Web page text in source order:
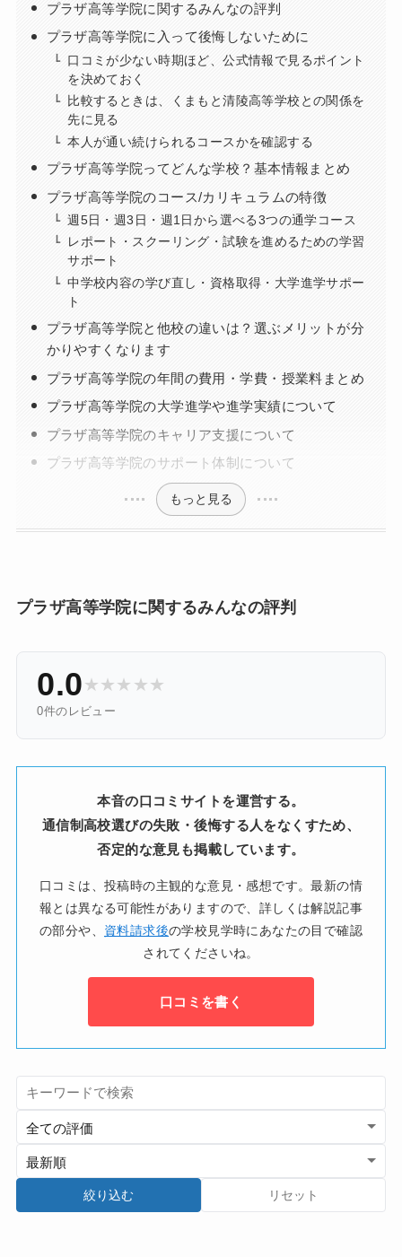
プラザ高等学院に関するみんなの評判
プラザ高等学院に入って後悔しないために
口コミが少ない時期ほど、公式情報で見るポイント
を決めておく
比較するときは、くまもと清陵高等学校との関係を
先に見る
本人が通い続けられるコースかを確認する
プラザ高等学院ってどんな学校？基本情報まとめ
プラザ高等学院のコース/カリキュラムの特徴
週5日・週3日・週1日から選べる3つの通学コース
レポート・スクーリング・試験を進めるための学習
サポート
中学校内容の学び直し・資格取得・大学進学サポー
ト
プラザ高等学院と他校の違いは？選ぶメリットが分
かりやすくなります
プラザ高等学院の年間の費用・学費・授業料まとめ
プラザ高等学院の大学進学や進学実績について
プラザ高等学院のキャリア支援について
プラザ高等学院のサポート体制について
もっと見る
プラザ高等学院に関するみんなの評判
0.0 ★ ★ ★ ★ ★
0件のレビュー
本音の口コミサイトを運営する。
通信制高校選びの失敗・後悔する人をなくすため、
否定的な意見も掲載しています。
口コミは、投稿時の主観的な意見・感想です。最新の情
報とは異なる可能性がありますので、詳しくは解説記事
の部分や、 資料請求後の学校見学時にあなたの目で確認
されてくださいね。
口コミを書く
絞り込む リセット